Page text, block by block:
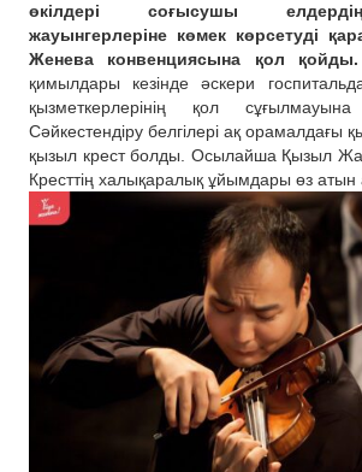
өкілдері соғысушы
жауынгерлеріне көмек көрсетуді
Женева конвенциясына қол қойды.
қимылдары кезінде әскери
қызметкерлерінің қол
Сәйкестендіру белгілері ақ орамалдағы
қызыл крест болды. Осылайша Қызыл
Кресттің халықаралық ұйымдары өз